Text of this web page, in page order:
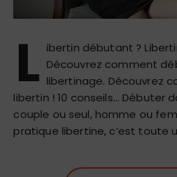
L ibertin débutant ?
Découvrez comment
libertinage. Découvrez
libertin ! 10 conseils… Débuter
couple ou seul, homme ou
pratique libertine, c’est toute